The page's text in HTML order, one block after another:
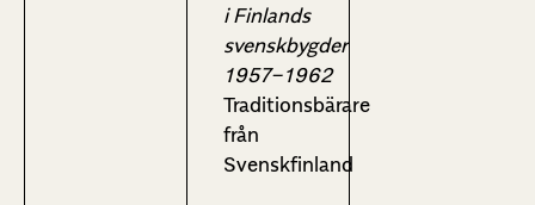
i Finlands
svenskbygder
1957−1962
Traditionsbärare
från
Svenskfinland